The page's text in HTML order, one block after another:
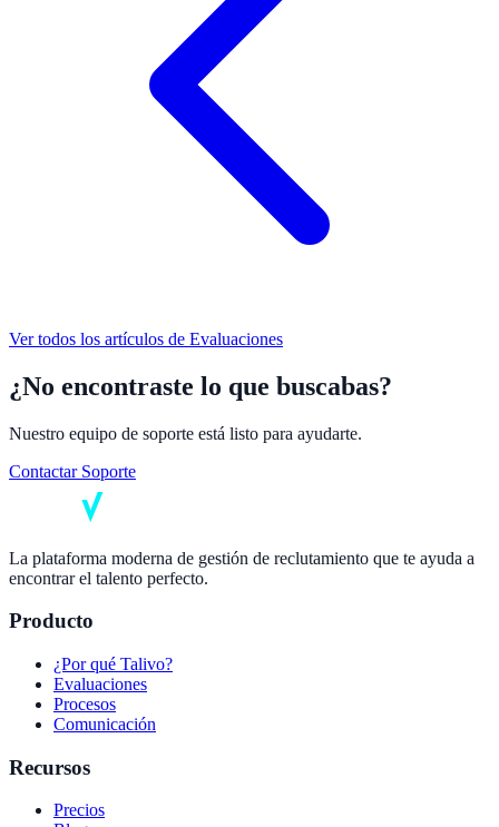
Ver todos los artículos de Evaluaciones
¿No encontraste lo que buscabas?
Nuestro equipo de soporte está listo para ayudarte.
Contactar Soporte
La plataforma moderna de gestión de reclutamiento que te ayuda a
encontrar el talento perfecto.
Producto
¿Por qué Talivo?
Evaluaciones
Procesos
Comunicación
Recursos
Precios